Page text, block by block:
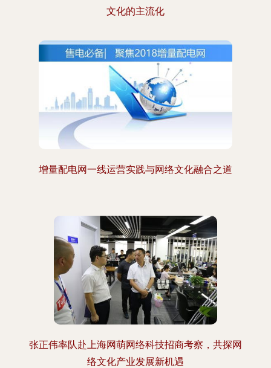
文化的主流化
增量配电网一线运营实践与网络文化融合之道
张正伟率队赴上海网萌网络科技招商考察，共探网
络文化产业发展新机遇